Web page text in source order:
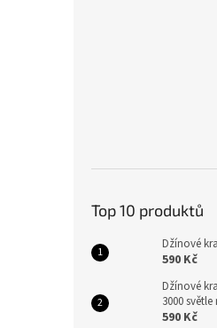
Top 10 produktů
Džínové
590 Kč
Džínové
3000
590 Kč